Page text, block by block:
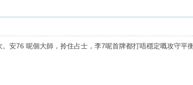
安76 呢個大師，拎住占士，李7呢首牌都打唔穩定嘅攻守